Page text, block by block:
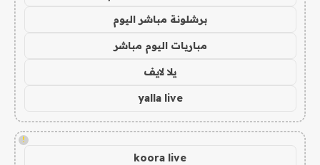
برشلونة مباشر اليوم
مباريات اليوم مباشر
يلا لايف
yalla live
!
koora live